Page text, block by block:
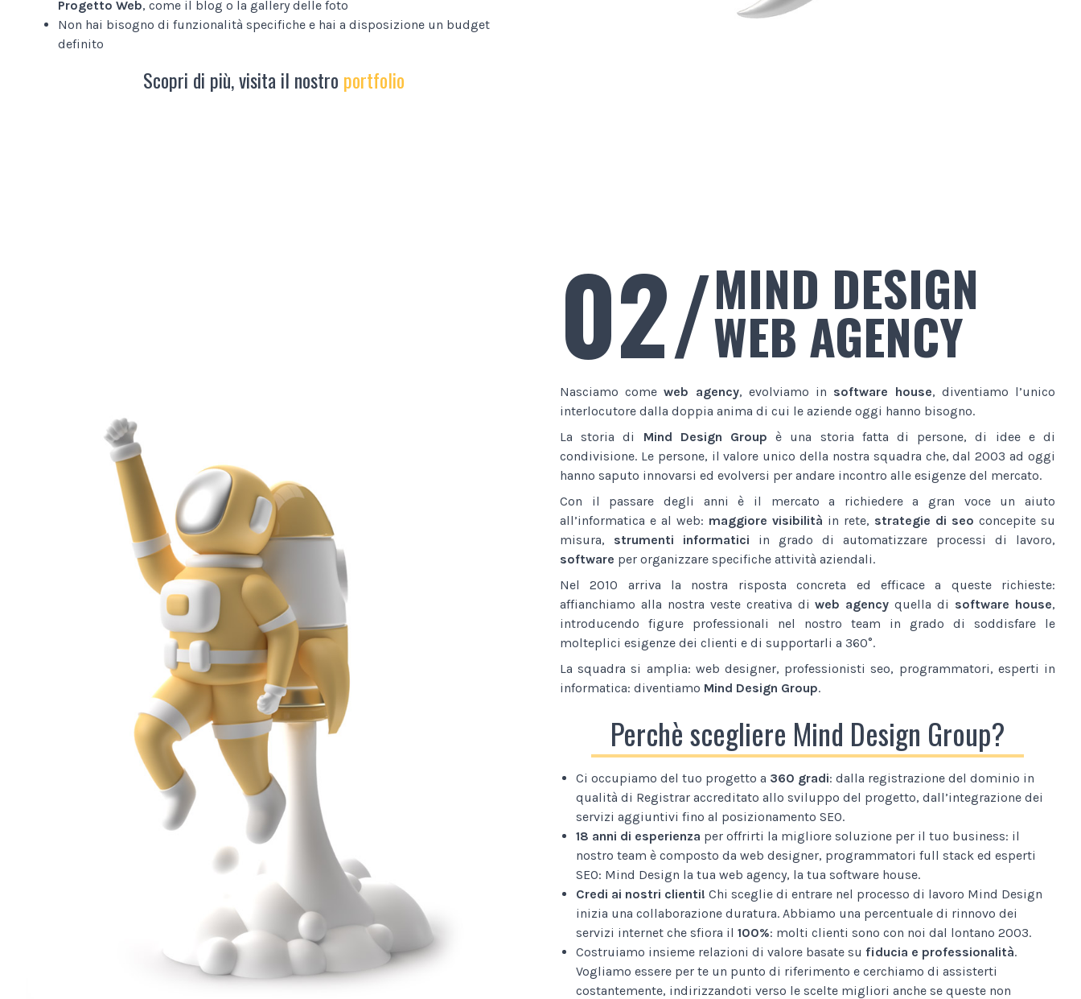
Progetto Web, come il blog o la gallery delle foto
Non hai bisogno di funzionalità specifiche e hai a disposizione un budget
definito
Scopri di più, visita il nostro portfolio
02/MIND DESIGN
WEB AGENCY
Nasciamo comeweb agency, evolviamo in software house, diventiamo l’unico
interlocutore dalla doppia anima di cui le aziende oggi hanno bisogno.
La storia di Mind Design Group è una storia fatta di persone, di idee e di
condivisione. Le persone, il valore unico della nostra squadra che, dal 2003 ad oggi
hanno saputo innovarsi ed evolversi per andare incontro alle esigenze del mercato.
Con il passare degli anni è il mercato a richiedere a gran voce un aiuto
all’informatica e al web: maggiore visibilità in rete, strategie di seo concepite su
misura, strumenti informatici in grado di automatizzare processi di lavoro,
software per organizzare specifiche attività aziendali.
Nel 2010 arriva la nostra risposta concreta ed efficace a queste richieste:
affianchiamo alla nostra veste creativa diweb agency quella di software house,
introducendo figure professionali nel nostro team in grado di soddisfare le
molteplici esigenze dei clienti e di supportarli a 360°.
La squadra si amplia: web designer, professionisti seo, programmatori, esperti in
informatica: diventiamo Mind Design Group.
Perchè scegliere Mind Design Group?
Ci occupiamo del tuo progetto a 360 gradi: dalla registrazione del dominio in
qualità di Registrar accreditato allo sviluppo del progetto, dall’integrazione dei
servizi aggiuntivi fino al posizionamento SEO.
18 anni di esperienza per offrirti la migliore soluzione per il tuo business: il
nostro team è composto da web designer, programmatori full stack ed esperti
SEO: Mind Design la tua web agency, la tua software house.
Credi ai nostri clienti! Chi sceglie di entrare nel processo di lavoro Mind Design
inizia una collaborazione duratura. Abbiamo una percentuale di rinnovo dei
servizi internet che sfiora il 100%: molti clienti sono con noi dal lontano 2003.
Costruiamo insieme relazioni di valore basate su fiducia e professionalità.
Vogliamo essere per te un punto di riferimento e cerchiamo di assisterti
costantemente, indirizzandoti verso le scelte migliori anche se queste non